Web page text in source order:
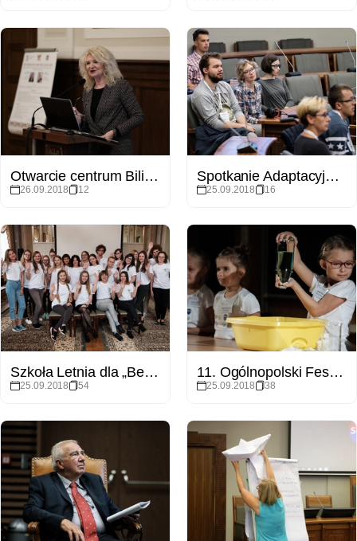
Otwarcie centrum Bilingualism Matters
26.09.2018 12
Spotkanie Adaptacyjne dla Studentów Pierwszego Roku z niepełnosprawnościami
25.09.2018 16
Szkoła Letnia dla „Best Studentów" BESTStudentCAMP
25.09.2018 54
11. Ogólnopolski Festiwal Nauki Przyrodnicze na Scenie
25.09.2018 38